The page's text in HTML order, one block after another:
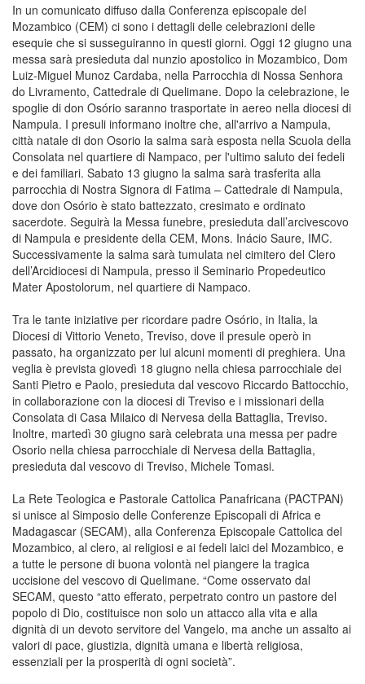
In un comunicato diffuso dalla Conferenza episcopale del
Mozambico (CEM) ci sono i dettagli delle celebrazioni delle
esequie che si susseguiranno in questi giorni. Oggi 12 giugno una
messa sarà presieduta dal nunzio apostolico in Mozambico, Dom
Luiz-Miguel Munoz Cardaba, nella Parrocchia di Nossa Senhora
do Livramento, Cattedrale di Quelimane. Dopo la celebrazione, le
spoglie di don Osório saranno trasportate in aereo nella diocesi di
Nampula. I presuli informano inoltre che, all'arrivo a Nampula,
città natale di don Osorio la salma sarà esposta nella Scuola della
Consolata nel quartiere di Nampaco, per l'ultimo saluto dei fedeli
e dei familiari. Sabato 13 giugno la salma sarà trasferita alla
parrocchia di Nostra Signora di Fatima – Cattedrale di Nampula,
dove don Osório è stato battezzato, cresimato e ordinato
sacerdote. Seguirà la Messa funebre, presieduta dall’arcivescovo
di Nampula e presidente della CEM, Mons. Inácio Saure, IMC.
Successivamente la salma sarà tumulata nel cimitero del Clero
dell’Arcidiocesi di Nampula, presso il Seminario Propedeutico
Mater Apostolorum, nel quartiere di Nampaco.
Tra le tante iniziative per ricordare padre Osório, in Italia, la
Diocesi di Vittorio Veneto, Treviso, dove il presule operò in
passato, ha organizzato per lui alcuni momenti di preghiera. Una
veglia è prevista giovedì 18 giugno nella chiesa parrocchiale dei
Santi Pietro e Paolo, presieduta dal vescovo Riccardo Battocchio,
in collaborazione con la diocesi di Treviso e i missionari della
Consolata di Casa Milaico di Nervesa della Battaglia, Treviso.
Inoltre, martedì 30 giugno sarà celebrata una messa per padre
Osorio nella chiesa parrocchiale di Nervesa della Battaglia,
presieduta dal vescovo di Treviso, Michele Tomasi.
La Rete Teologica e Pastorale Cattolica Panafricana (PACTPAN)
si unisce al Simposio delle Conferenze Episcopali di Africa e
Madagascar (SECAM), alla Conferenza Episcopale Cattolica del
Mozambico, al clero, ai religiosi e ai fedeli laici del Mozambico, e
a tutte le persone di buona volontà nel piangere la tragica
uccisione del vescovo di Quelimane. “Come osservato dal
SECAM, questo “atto efferato, perpetrato contro un pastore del
popolo di Dio, costituisce non solo un attacco alla vita e alla
dignità di un devoto servitore del Vangelo, ma anche un assalto ai
valori di pace, giustizia, dignità umana e libertà religiosa,
essenziali per la prosperità di ogni società”.